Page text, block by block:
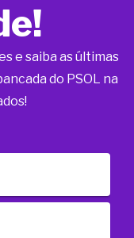
e saiba as últimas
do PSOL na